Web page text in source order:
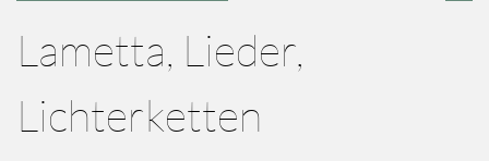
Lametta, Lieder,
Lichterketten